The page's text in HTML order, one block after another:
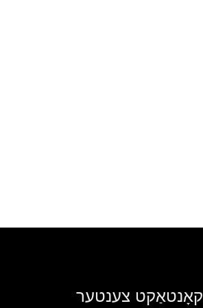
קאָנטאַקט צענטער